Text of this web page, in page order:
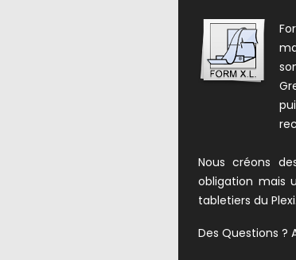
Nous créons
obligation mais
tabletiers du Plexi.
Des Questions ?